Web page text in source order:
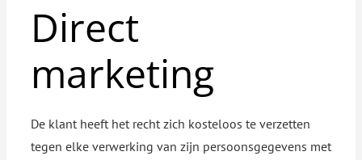
Direct
marketing
De klant heeft het recht zich kosteloos te verzetten
tegen elke verwerking van zijn persoonsgegevens met